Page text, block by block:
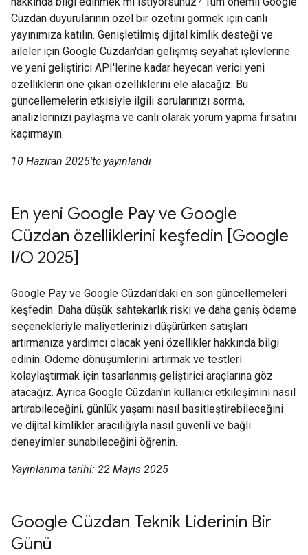
Cüzdan duyurularının özel bir özetini görmek için canlı
yayınımıza katılın. Genişletilmiş dijital kimlik desteği ve
aileler için Google Cüzdan'dan gelişmiş seyahat işlevlerine
ve yeni geliştirici API'lerine kadar heyecan verici yeni
özelliklerin öne çıkan özelliklerini ele alacağız. Bu
güncellemelerin etkisiyle ilgili sorularınızı sorma,
analizlerinizi paylaşma ve canlı olarak yorum yapma fırsatını
kaçırmayın.
10 Haziran 2025'te yayınlandı
En yeni Google Pay ve Google
Cüzdan özelliklerini keşfedin [Google
I/O 2025]
Google Pay ve Google Cüzdan'daki en son güncellemeleri
keşfedin. Daha düşük sahtekarlık riski ve daha geniş ödeme
seçenekleriyle maliyetlerinizi düşürürken satışları
artırmanıza yardımcı olacak yeni özellikler hakkında bilgi
edinin. Ödeme dönüşümlerini artırmak ve testleri
kolaylaştırmak için tasarlanmış geliştirici araçlarına göz
atacağız. Ayrıca Google Cüzdan'ın kullanıcı etkileşimini nasıl
artırabileceğini, günlük yaşamı nasıl basitleştirebileceğini
ve dijital kimlikler aracılığıyla nasıl güvenli ve bağlı
deneyimler sunabileceğini öğrenin.
Yayınlanma tarihi: 22 Mayıs 2025
Google Cüzdan Teknik Liderinin Bir
Günü